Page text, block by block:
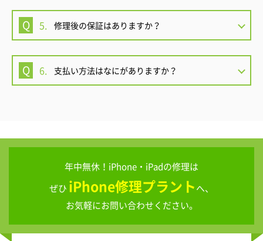
5. 修理後の保証はありますか？
6. 支払い方法はなにがありますか？
年中無休！iPhone・iPadの修理は
ぜひ iPhone修理プラントへ、
お気軽にお問い合わせください。